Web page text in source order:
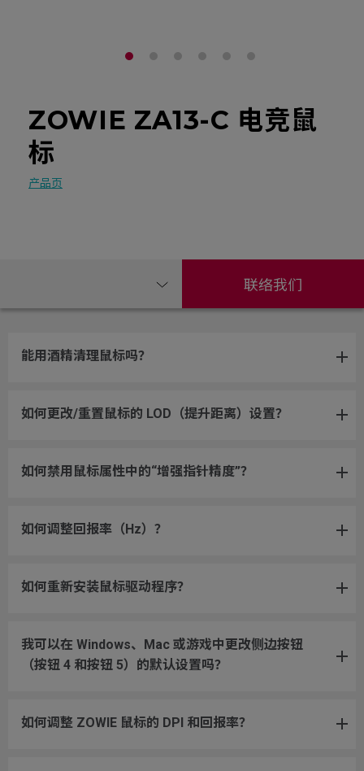
ZOWIE ZA13-C 电竞鼠
标
产品页
联络我们
能用酒精清理鼠标吗？
如何更改/重置鼠标的 LOD（提升距离）设置？
如何禁用鼠标属性中的“增强指针精度”？
如何调整回报率（Hz）？
如何重新安装鼠标驱动程序？
我可以在 Windows、Mac 或游戏中更改侧边按钮
（按钮 4 和按钮 5）的默认设置吗？
如何调整 ZOWIE 鼠标的 DPI 和回报率？